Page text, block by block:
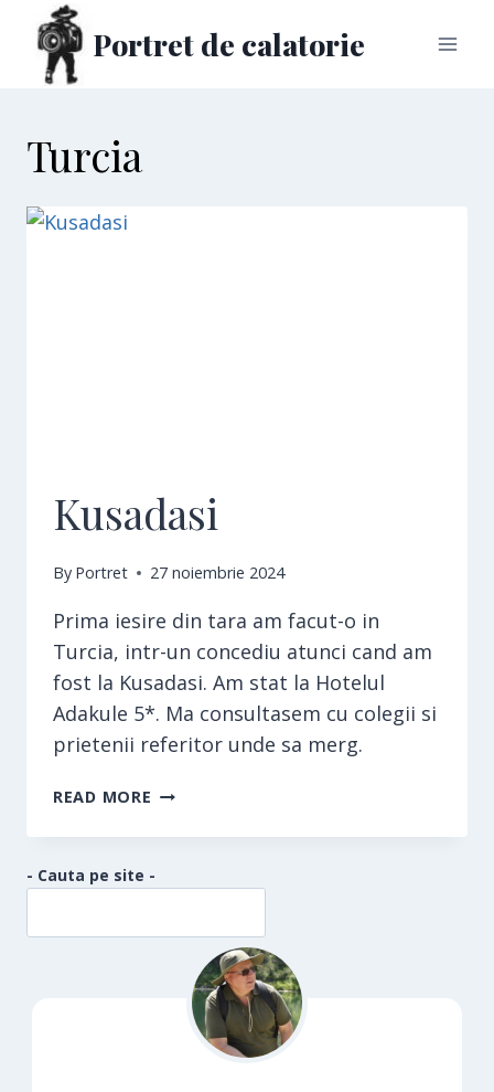
content
Portret de calatorie
Turcia
Kusadasi
By Portret 27 noiembrie 2024
Prima iesire din tara am facut-o in
Turcia, intr-un concediu atunci cand am
fost la Kusadasi. Am stat la Hotelul
Adakule 5*. Ma consultasem cu colegii si
prietenii referitor unde sa merg.
READ MORE KUSADASI
- Cauta pe site -